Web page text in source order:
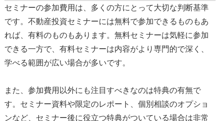
セミナーの参加費用は、多くの方にとって大切な判断基準
です。不動産投資セミナーには無料で参加できるものもあ
れば、有料のものもあります。無料セミナーは気軽に参加
できる一方で、有料セミナーは内容がより専門的で深く、
学べる範囲が広い場合が多いです。
また、参加費用以外にも注目すべきなのは特典の有無で
す。セミナー資料や限定のレポート、個別相談のオプショ
ンなど、セミナー後に役立つ特典がついている場合は非常